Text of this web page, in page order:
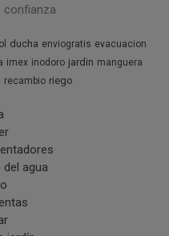
confianza
ducha enviogratis evacuacion
imex inodoro jardin manguera
recambio riego
agua